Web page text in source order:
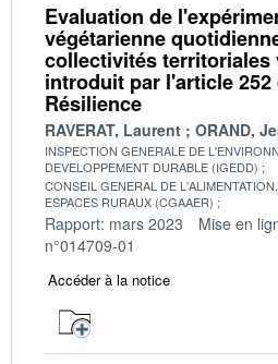
Evaluation de
végétarienne
collectivités territoriales
introduit par l'article
Résilience
RAVERAT, Laurent ORAND,
INSPECTION GENERALE DE
DEVELOPPEMENT DURABLE (IGEDD)
CONSEIL GENERAL DE
ESPACES RURAUX (CGAAER)
Rapport: mars 2023 Mise en
n°014709-01
Accéder à la notice